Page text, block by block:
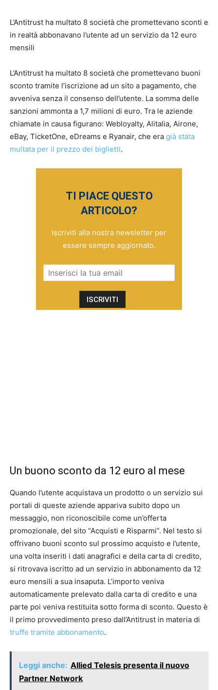
L’Antitrust ha multato 8 società che promettevano sconti e
in realtà abbonavano l’utente ad un servizio da 12 euro
mensili
L’Antitrust ha multato 8 società che promettevano buoni
sconto tramite l’iscrizione ad un sito a pagamento, che
avveniva senza il consenso dell’utente. La somma delle
sanzioni ammonta a 1,7 milioni di euro. Tra le aziende
chiamate in causa figurano: Webloyalty, Alitalia, Airone,
eBay, TicketOne, eDreams e Ryanair, che era già stata
multata per il prezzo dei biglietti.
TI PIACE QUESTO
ARTICOLO?
Iscriviti alla nostra newsletter per
essere sempre aggiornato.
Un buono sconto da 12 euro al mese
Quando l’utente acquistava un prodotto o un servizio sui
portali di queste aziende appariva subito dopo un
messaggio, non riconoscibile come un’offerta
promozionale, del sito “Acquisti e Risparmi”. Nel testo si
offrivano buoni sconto sul prossimo acquisto e l’utente,
una volta inseriti i dati anagrafici e della carta di credito,
si ritrovava iscritto ad un servizio in abbonamento da 12
euro mensili a sua insaputa. L’importo veniva
automaticamente prelevato dalla carta di credito e una
parte poi veniva restituita sotto forma di sconto. Questo è
il primo provvedimento preso dall’Antitrust in materia di
truffe tramite abbonamento.
Leggi anche: Allied Telesis presenta il nuovo
Partner Network